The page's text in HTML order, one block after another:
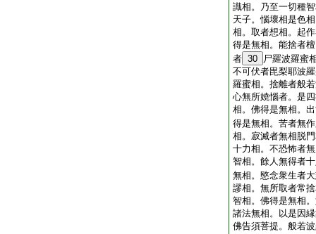
識相。乃至一切種
天子。惱壞相是色
相。取者想相。起
得是無相。能捨者
者 30 尸羅波羅蜜
不可伏者毘梨耶波
羅蜜相。捨離者般
心無所嬈惱者。是
相。佛得是無相。
得是無相。苦者無
相。寂滅者無相脱
十力相。不恐怖者
智相。餘人無得者
無相。愍念衆生者
謬相。無所取者常
智相。佛得是無相
諸法無相。以是因
佛告須菩提。般若